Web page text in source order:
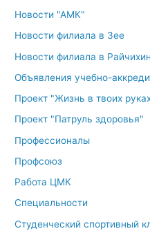
Новости "АМК"
Новости филиала в Зее
Новости филиала в
Объявления учебно-
Проект "Жизнь в твоих
Проект "Патруль здоровья"
Профессионалы
Профсоюз
Работа ЦМК
Специальности
Студенческий спортивный